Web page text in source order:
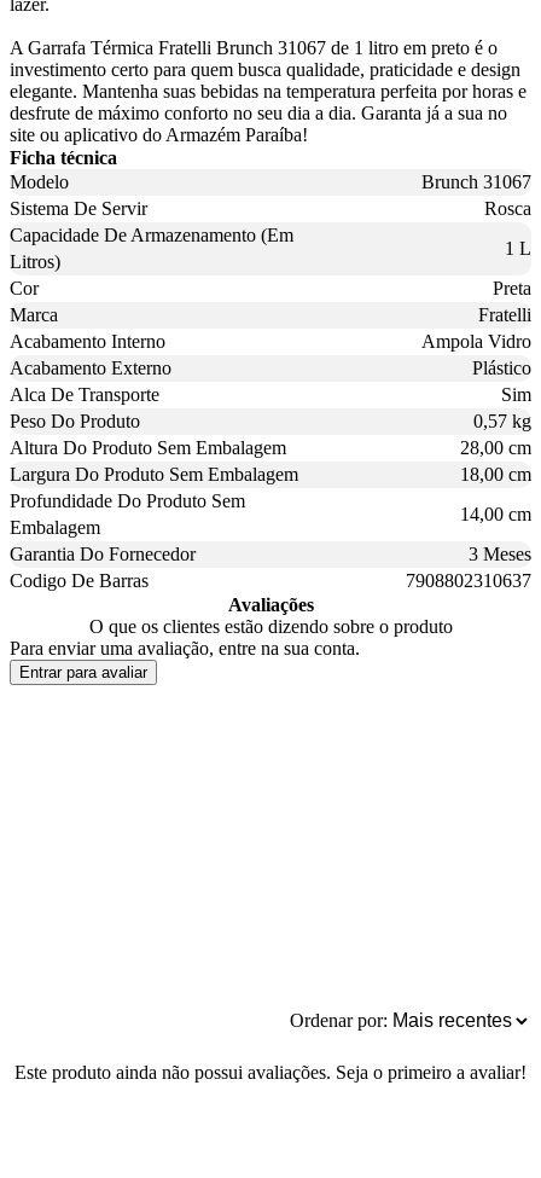
lazer.
A Garrafa Térmica Fratelli Brunch 31067 de 1 litro em preto é o
investimento certo para quem busca qualidade, praticidade e design
elegante. Mantenha suas bebidas na temperatura perfeita por horas e
desfrute de máximo conforto no seu dia a dia. Garanta já a sua no
site ou aplicativo do Armazém Paraíba!
Ficha técnica
Modelo
Brunch 31067
Sistema De Servir
Rosca
Capacidade De Armazenamento (Em
Litros)
1 L
Cor
Preta
Marca
Fratelli
Acabamento Interno
Ampola Vidro
Acabamento Externo
Plástico
Alca De Transporte
Sim
Peso Do Produto
0,57 kg
Altura Do Produto Sem Embalagem
28,00 cm
Largura Do Produto Sem Embalagem
18,00 cm
Profundidade Do Produto Sem
Embalagem
14,00 cm
Garantia Do Fornecedor
3 Meses
Codigo De Barras
7908802310637
Avaliações
O que os clientes estão dizendo sobre o produto
Para enviar uma avaliação, entre na sua conta.
Entrar para avaliar
Ordenar por:
Este produto ainda não possui avaliações. Seja o primeiro a avaliar!